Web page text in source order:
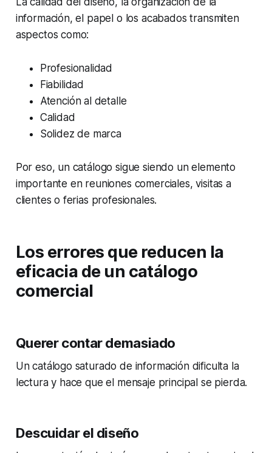
información, el papel o los acabados transmiten
aspectos como:
Profesionalidad
Fiabilidad
Atención al detalle
Calidad
Solidez de marca
Por eso, un catálogo sigue siendo un elemento
importante en reuniones comerciales, visitas a
clientes o ferias profesionales.
Los errores que reducen la
eficacia de un catálogo
comercial
Querer contar demasiado
Un catálogo saturado de información dificulta la
lectura y hace que el mensaje principal se pierda.
Descuidar el diseño